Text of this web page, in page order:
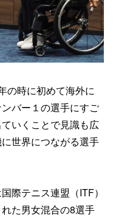
の時に初めて海外に
バー１の選手にすご
いくことで見識も広
世界につながる選手
際テニス連盟（ITF）
た男女混合の8選手